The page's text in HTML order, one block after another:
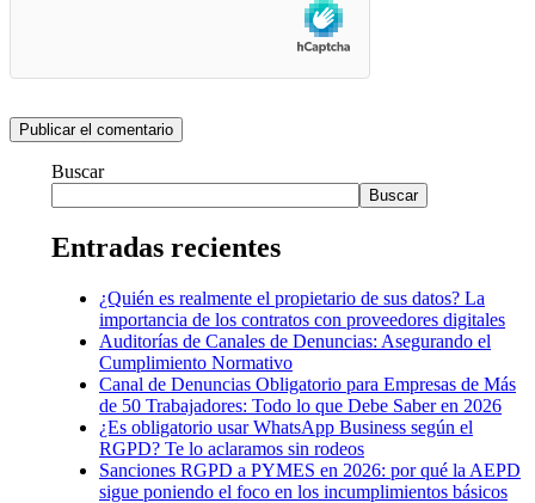
Buscar
Buscar
Entradas recientes
¿Quién es realmente el propietario de sus datos? La
importancia de los contratos con proveedores digitales
Auditorías de Canales de Denuncias: Asegurando el
Cumplimiento Normativo
Canal de Denuncias Obligatorio para Empresas de Más
de 50 Trabajadores: Todo lo que Debe Saber en 2026
¿Es obligatorio usar WhatsApp Business según el
RGPD? Te lo aclaramos sin rodeos
Sanciones RGPD a PYMES en 2026: por qué la AEPD
sigue poniendo el foco en los incumplimientos básicos